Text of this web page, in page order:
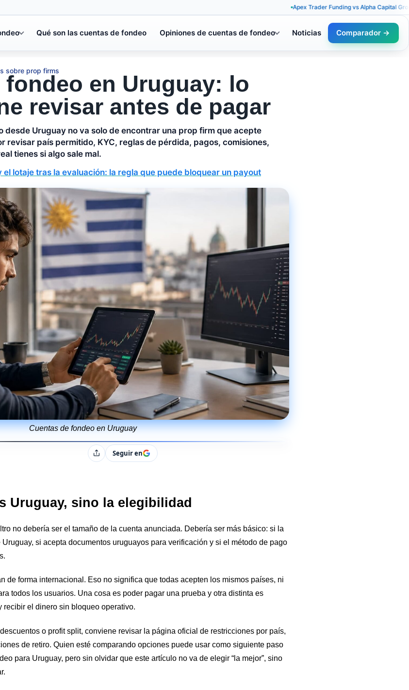
Apex Trader Funding vs Alpha Capital Group:
Qué son las cuentas de fondeo Opiniones de cuentas de fondeo Noticias Comparador →
sobre prop firms
fondeo en Uruguay: lo
revisar antes de pagar
desde Uruguay no va solo de encontrar una prop firm que acepte
revisar país permitido, KYC, reglas de pérdida, pagos, comisiones,
tienes si algo sale mal.
el lotaje tras la evaluación: la regla que puede bloquear un payout
Cuentas de fondeo en Uruguay
CompartirSeguir en
Uruguay, sino la elegibilidad
no debería ser el tamaño de la cuenta anunciada. Debería ser más básico: si la
si acepta documentos uruguayos para verificación y si el método de pago
de forma internacional. Eso no significa que todas acepten los mismos países, ni
todos los usuarios. Una cosa es poder pagar una prueba y otra distinta es
el dinero sin bloqueo operativo.
o profit split, conviene revisar la página oficial de restricciones por país,
de retiro. Quien esté comparando opciones puede usar como siguiente paso
para Uruguay, pero sin olvidar que este artículo no va de elegir “la mejor”, sino